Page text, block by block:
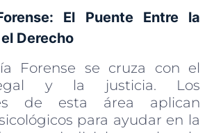
El Puente Entre la
Derecho
Forense se cruza con el
y la justicia. Los
de esta área aplican
para ayudar en la